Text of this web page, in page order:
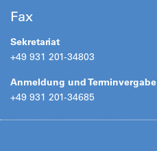
Fax
Sekretariat
+49 931 201-34803
Anmeldung und Terminvergabe
+49 931 201-34685